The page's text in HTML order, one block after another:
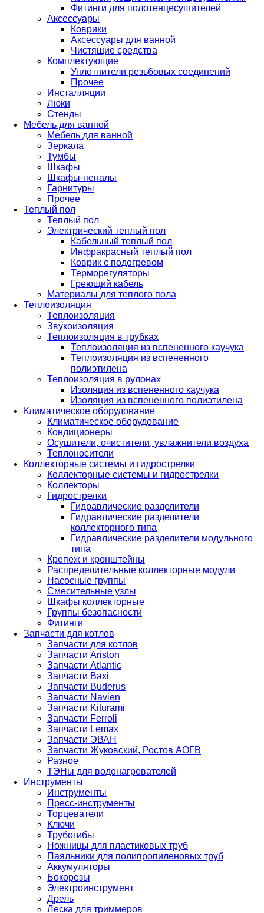
Фитинги для полотенцесушителей
Аксессуары
Коврики
Аксессуары для ванной
Чистящие средства
Комплектующие
Уплотнители резьбовых соединений
Прочее
Инсталляции
Люки
Стенды
Мебель для ванной
Мебель для ванной
Зеркала
Тумбы
Шкафы
Шкафы-пеналы
Гарнитуры
Прочее
Теплый пол
Теплый пол
Электрический теплый пол
Кабельный теплый пол
Инфракрасный теплый пол
Коврик с подогревом
Терморегуляторы
Греющий кабель
Материалы для теплого пола
Теплоизоляция
Теплоизоляция
Звукоизоляция
Теплоизоляция в трубках
Теплоизоляция из вспененного каучука
Теплоизоляция из вспененного
полиэтилена
Теплоизоляция в рулонах
Изоляция из вспененного каучука
Изоляция из вспененного полиэтилена
Климатическое оборудование
Климатическое оборудование
Кондиционеры
Осушители, очистители, увлажнители воздуха
Теплоносители
Коллекторные системы и гидрострелки
Коллекторные системы и гидрострелки
Коллекторы
Гидрострелки
Гидравлические разделители
Гидравлические разделители
коллекторного типа
Гидравлические разделители модульного
типа
Крепеж и кронштейны
Распределительные коллекторные модули
Насосные группы
Смесительные узлы
Шкафы коллекторные
Группы безопасности
Фитинги
Запчасти для котлов
Запчасти для котлов
Запчасти Ariston
Запчасти Atlantic
Запчасти Baxi
Запчасти Buderus
Запчасти Navien
Запчасти Kiturami
Запчасти Ferroli
Запчасти Lemax
Запчасти ЭВАН
Запчасти Жуковский, Ростов АОГВ
Разное
ТЭНы для водонагревателей
Инструменты
Инструменты
Пресс-инструменты
Торцеватели
Ключи
Трубогибы
Ножницы для пластиковых труб
Паяльники для полипропиленовых труб
Аккумуляторы
Бокорезы
Электроинструмент
Дрель
Леска для триммеров